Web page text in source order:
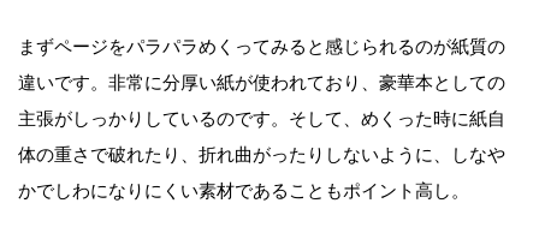
まずページをパラパラめくってみると感じられるのが紙質の
違いです。非常に分厚い紙が使われており、豪華本としての
主張がしっかりしているのです。そして、めくった時に紙自
体の重さで破れたり、折れ曲がったりしないように、しなや
かでしわになりにくい素材であることもポイント高し。